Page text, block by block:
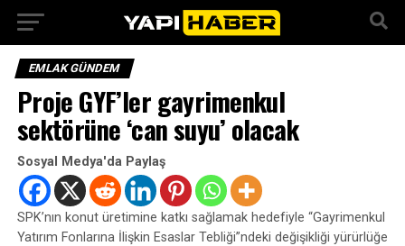
EMLAK GÜNDEM
Proje GYF’ler gayrimenkul
sektörüne ‘can suyu’ olacak
Sosyal Medya'da Paylaş
SPK’nın konut üretimine katkı sağlamak hedefiyle “Gayrimenkul
Yatırım Fonlarına İlişkin Esaslar Tebliği”ndeki değişikliği yürürlüğe